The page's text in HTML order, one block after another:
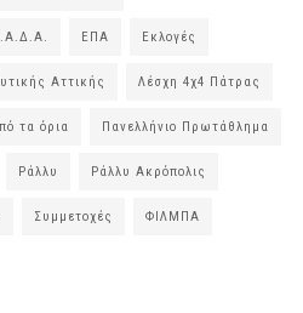
ΕΠΑ Εκλογές
Αττικής Λέσχη 4χ4 Πάτρας
τα όρια Πανελλήνιο Πρωτάθλημα
Ράλλυ Ράλλυ Ακρόπολις
Συμμετοχές ΦΙΛΜΠΑ